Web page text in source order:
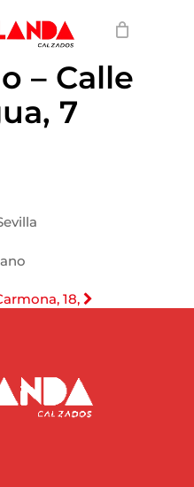
– Calle
7
18, Entrada